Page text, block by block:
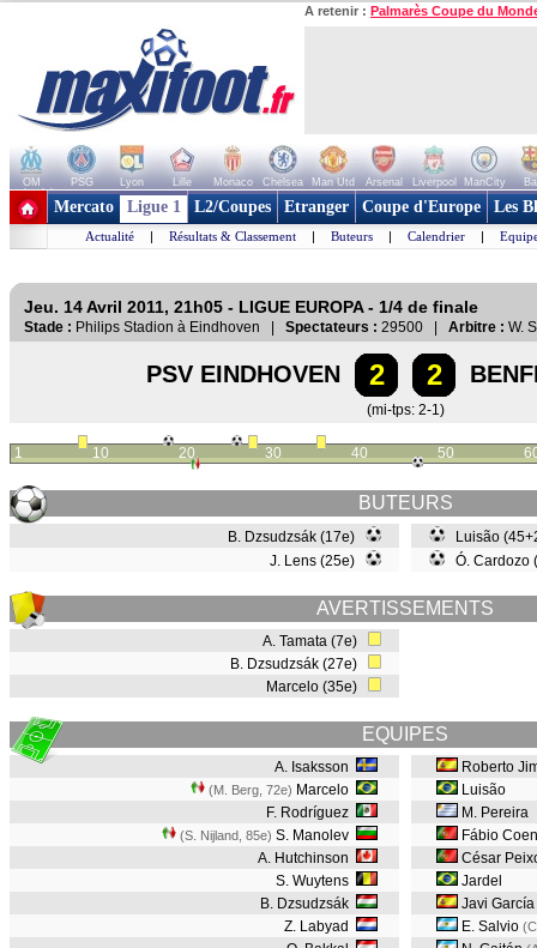
A retenir : Palmarès Coupe du
OM PSG Lyon Lille Monaco Chelsea Man Utd Arsenal Liverpool ManCity
+ de clubs
Mercato Ligue 1 L2/Coupes Etranger Coupe d'Europe Les
Actualité | Résultats & Classement | Buteurs | Calendrier |
Jeu. 14 Avril 2011, 21h05 - LIGUE EUROPA - 1/4 de finale
Stade : Philips Stadion à Eindhoven | Spectateurs : 29500 | Arbitre : W.
PSV EINDHOVEN 2 2
(mi-tps: 2-1)
1 10 20 30 40 50
BUTEURS
B. Dzsudzsák (17e)
J. Lens (25e)
Luisão
Ó. Cardozo
AVERTISSEMENTS
A. Tamata (7e)
B. Dzsudzsák (27e)
Marcelo (35e)
EQUIPES
A. Isaksson
(M. Berg, 72e) Marcelo
F. Rodríguez
(S. Nijland, 85e) S. Manolev
A. Hutchinson
S. Wuytens
B. Dzsudzsák
Z. Labyad
Roberto
Luisão
M. Pereira
Fábio
César
Jardel
Javi García
E. Salvio